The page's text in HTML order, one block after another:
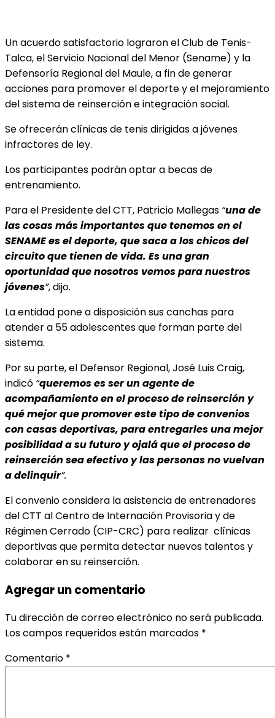
Un acuerdo satisfactorio lograron el Club de Tenis-
Talca, el Servicio Nacional del Menor (Sename) y la
Defensoría Regional del Maule, a fin de generar
acciones para promover el deporte y el mejoramiento
del sistema de reinserción e integración social.
Se ofrecerán clínicas de tenis dirigidas a jóvenes
infractores de ley.
Los participantes podrán optar a becas de
entrenamiento.
Para el Presidente del CTT, Patricio Mallegas “una de
las cosas más importantes que tenemos en el
SENAME es el deporte, que saca a los chicos del
circuito que tienen de vida. Es una gran
oportunidad que nosotros vemos para nuestros
jóvenes”, dijo.
La entidad pone a disposición sus canchas para
atender a 55 adolescentes que forman parte del
sistema.
Por su parte, el Defensor Regional, José Luis Craig,
indicó “queremos es ser un agente de
acompañamiento en el proceso de reinserción y
qué mejor que promover este tipo de convenios
con casas deportivas, para entregarles una mejor
posibilidad a su futuro y ojalá que el proceso de
reinserción sea efectivo y las personas no vuelvan
a delinquir”.
El convenio considera la asistencia de entrenadores
del CTT al Centro de Internación Provisoria y de
Régimen Cerrado (CIP-CRC) para realizar clínicas
deportivas que permita detectar nuevos talentos y
colaborar en su reinserción.
Agregar un comentario
Tu dirección de correo electrónico no será publicada.
Los campos requeridos están marcados *
Comentario *